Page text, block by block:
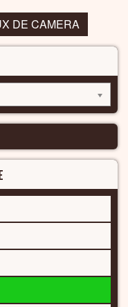
DE CAMERA